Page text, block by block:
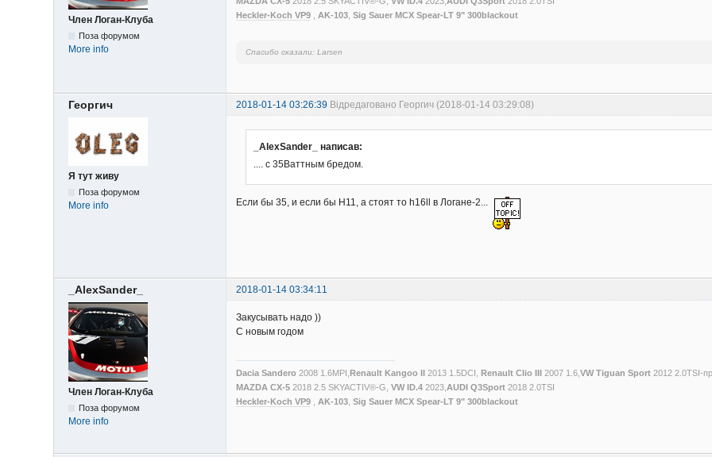
Член Логан-Клуба
Поза форумом
More info
Heckler-Koch VP9
AK-103 ,Sig Sauer MCX Spear-LT 9" 300blackout
Спасибо сказали:Larsen
Георгич 2018-01-14 03:26:39 Відредаговано Георгич (2018-01-14 03:29:08)
Я тут живу
Поза форумом
More info
_AlexSander_ написав:
.... с 35Ваттным бредом.
Если бы 35, и если бы Н11, а стоят то h16ll в Логане-2...
_AlexSander_ 2018-01-14 03:34:11
Член Логан-Клуба
Поза форумом
More info
Закусывать надо ))
С новым годом
Dacia Sandero 2008 1.6MPI,Renault Kangoo II 2013 1.5DCI,Renault Clio III 2007 1.6,VW Tiguan Sport 2012 2.0TSI-
MAZDA CX-5 2018 2.5 SKYACTIV®-G,VW ID.4 2023, AUDI Q3Sport 2018 2.0TSI
Heckler-Koch VP9
AK-103 ,Sig Sauer MCX Spear-LT 9" 300blackout